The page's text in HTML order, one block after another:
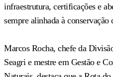
infraestrutura, certificações e
sempre alinhada à conservação
Marcos Rocha, chefe da
Seagri e mestre em Gestão e